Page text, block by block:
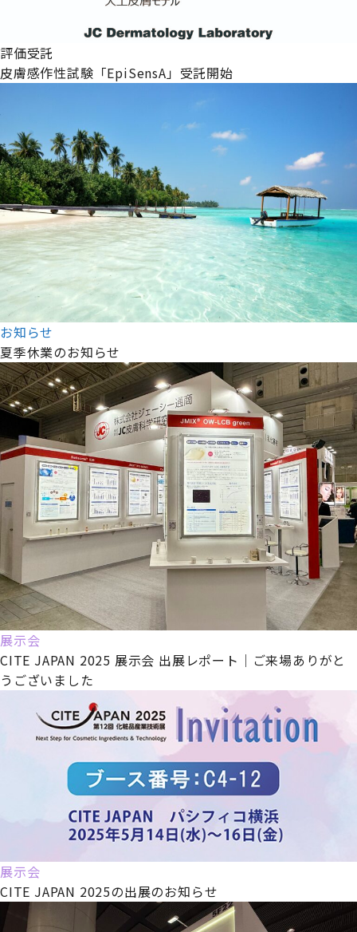
評価受託
皮膚感作性試験「EpiSensA」受託開始
お知らせ
夏季休業のお知らせ
展示会
CITE JAPAN 2025 展示会 出展レポート｜ご来場ありがと
うございました
展示会
CITE JAPAN 2025の出展のお知らせ